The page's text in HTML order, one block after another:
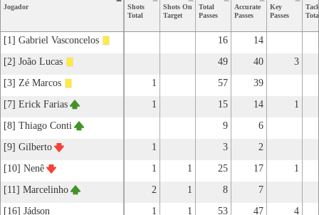
Jogador
Shots
Total
Shots On
Target
Total
Passes
Accurate
Passes
Key
Passes
[1] Gabriel Vasconcelos 16
14
[2] João Lucas
49 40
3
[3] Zé Marcos
1 57
39
[7] Erick Farias
1 15 14
1
[8] Thiago Conti
9
6
[9] Gilberto
1 3
2
[10] Nenê
1 1 25 17
1
[11] Marcelinho
2 1 8
7
[16] Jádson
1 1 53 47
4